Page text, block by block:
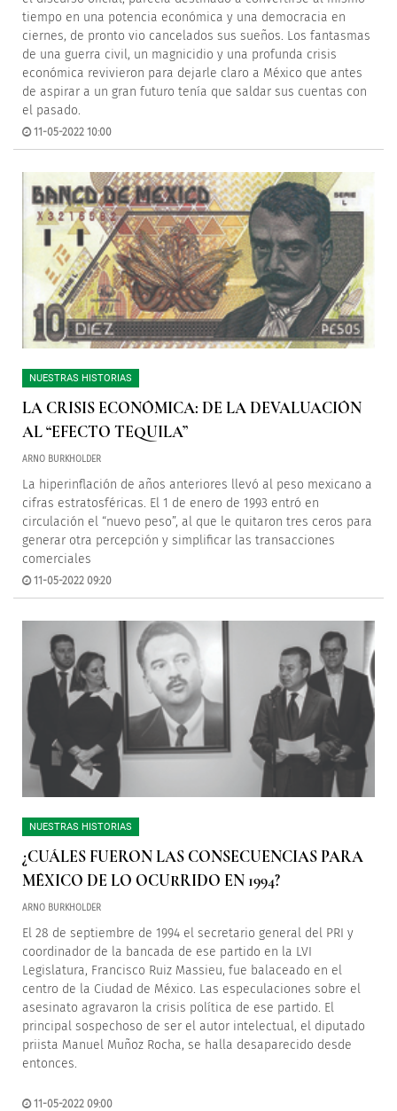
tiempo en una potencia económica y una democracia en
ciernes, de pronto vio cancelados sus sueños. Los fantasmas
de una guerra civil, un magnicidio y una profunda crisis
económica revivieron para dejarle claro a México que antes
de aspirar a un gran futuro tenía que saldar sus cuentas con
el pasado.
11-05-2022 10:00
NUESTRAS HISTORIAS
LA CRISIS ECONÓMICA: DE LA DEVALUACIÓN
AL “EFECTO TEQUILA”
ARNO BURKHOLDER
La hiperinflación de años anteriores llevó al peso mexicano a
cifras estratosféricas. El 1 de enero de 1993 entró en
circulación el “nuevo peso”, al que le quitaron tres ceros para
generar otra percepción y simplificar las transacciones
comerciales
11-05-2022 09:20
NUESTRAS HISTORIAS
¿CUÁLES FUERON LAS CONSECUENCIAS PARA
MÉXICO DE LO OCURRIDO EN 1994?
ARNO BURKHOLDER
El 28 de septiembre de 1994 el secretario general del PRI y
coordinador de la bancada de ese partido en la LVI
Legislatura, Francisco Ruiz Massieu, fue balaceado en el
centro de la Ciudad de México. Las especulaciones sobre el
asesinato agravaron la crisis política de ese partido. El
principal sospechoso de ser el autor intelectual, el diputado
priista Manuel Muñoz Rocha, se halla desaparecido desde
entonces.
11-05-2022 09:00